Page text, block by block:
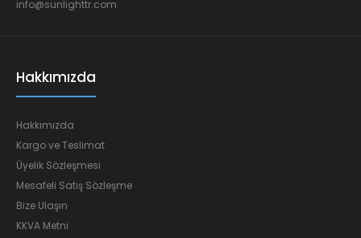
info@sunlighttr.com
Hakkımızda
Hakkımızda
Kargo ve Teslimat
Üyelik Sözleşmesi
Mesafeli Satış Sözleşme
Bize Ulaşın
KKVA Metni